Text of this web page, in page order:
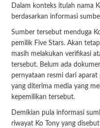
Dalam konteks itulah nama
berdasarkan informasi
Sumber tersebut menduga
pemilik Five Stars. Akan
masih melakukan verifikasi
tersebut. Belum ada
pernyataan resmi dari aparat
yang diterima media yang
kepemilikan tersebut.
Demikian pula informasi
riwayat Ko Tony yang